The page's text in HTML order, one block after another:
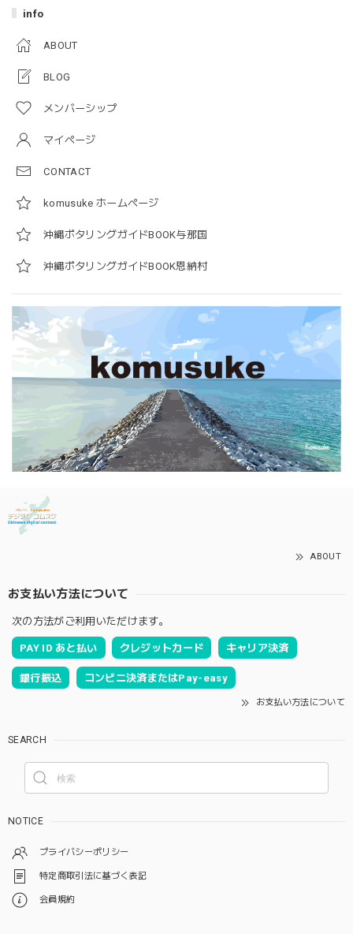
info
ABOUT
BLOG
メンバーシップ
マイページ
CONTACT
komusuke ホームページ
沖縄ポタリングガイドBOOK与那国
沖縄ポタリングガイドBOOK恩納村
ABOUT
お支払い方法について
次の方法がご利用いただけます。
PAY ID あと払い クレジットカード キャリア決済
銀行振込 コンビニ決済またはPay-easy
お支払い方法について
SEARCH
NOTICE
プライバシーポリシー
特定商取引法に基づく表記
会員規約